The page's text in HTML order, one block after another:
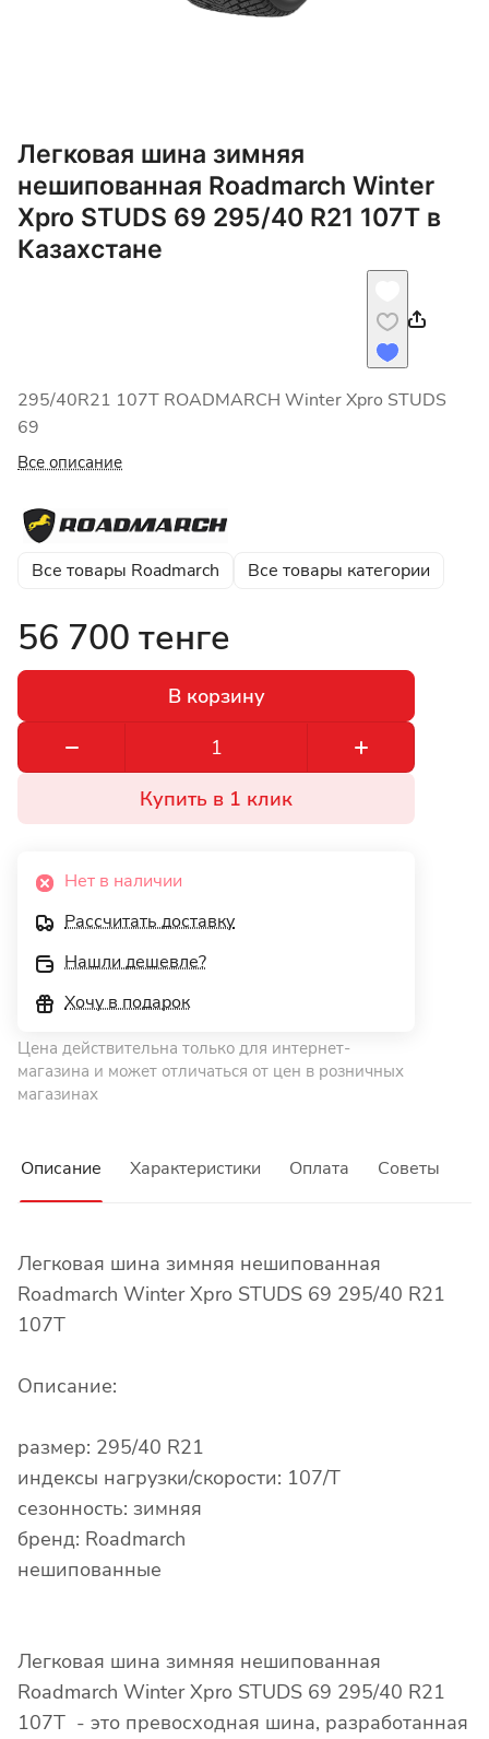
Легковая шина зимняя
нешипованная Roadmarch Winter
Xpro STUDS 69 295/40 R21 107T в
Казахстане
295/40R21 107T ROADMARCH Winter Xpro STUDS
69
Все описание
Все товары Roadmarch Все товары категории
56 700 тенге
В корзину
Купить в 1 клик
Нет в наличии
Рассчитать доставку
Нашли дешевле?
Хочу в подарок
Цена действительна только для интернет-
магазина и может отличаться от цен в розничных
магазинах
Описание Характеристики Оплата Советы
Легковая шина зимняя нешипованная
Roadmarch Winter Xpro STUDS 69 295/40 R21
107T
Описание:
размер: 295/40 R21
индексы нагрузки/скорости: 107/T
сезонность: зимняя
бренд: Roadmarch
нешипованные
Легковая шина зимняя нешипованная
Roadmarch Winter Xpro STUDS 69 295/40 R21
107T - это превосходная шина, разработанная